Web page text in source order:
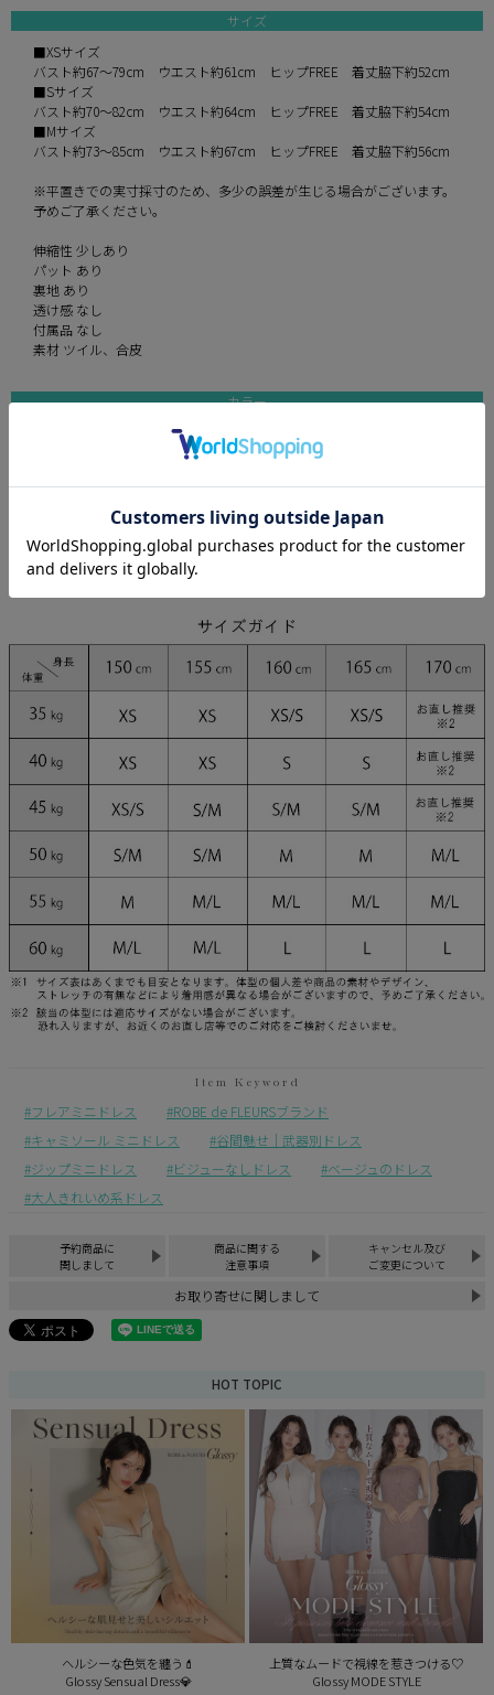
サイズ
■XSサイズ
バスト約67～79cm ウエスト約61cm ヒップFREE 着丈脇下約52cm
■Sサイズ
バスト約70～82cm ウエスト約64cm ヒップFREE 着丈脇下約54cm
■Mサイズ
バスト約73～85cm ウエスト約67cm ヒップFREE 着丈脇下約56cm
※平置きでの実寸採寸のため、多少の誤差が生じる場合がございます。
予めご了承ください。
伸縮性 少しあり
パット あり
裏地 あり
透け感 なし
付属品 なし
素材 ツイル、合皮
カラー
まおちゃる 身長160cm/Sサイズ
フレアミニドレス
ROBE de FLEURSブランド
キャミソール ミニドレス
谷間魅せ｜武器別ドレス
ジップミニドレス
ビジューなしドレス
ベージュのドレス
大人きれいめ系ドレス
予約商品に
関しまして
商品に関する
注意事項
キャンセル及び
ご変更について
お取り寄せに関しまして
HOT TOPIC
ヘルシーな色気を纏う💄
Glossy Sensual Dress💎
上質なムードで視線を惹きつける♡
Glossy MODE STYLE